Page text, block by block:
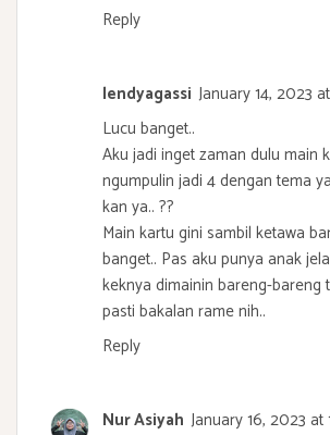
Reply
lendyagassi January 14, 2023 at
Lucu banget..
Aku jadi inget zaman dulu main
ngumpulin jadi 4 dengan tema
kan ya.. ??
Main kartu gini sambil ketawa
banget.. Pas aku punya anak
keknya dimainin bareng-bareng
pasti bakalan rame nih..
Reply
Nur Asiyah January 16, 2023 at